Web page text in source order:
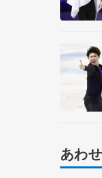
あわ